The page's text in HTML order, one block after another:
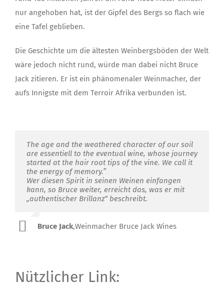
nur angehoben hat, ist der Gipfel des Bergs so flach wie
eine Tafel geblieben.
Die Geschichte um die ältesten Weinbergsböden der Welt
wäre jedoch nicht rund, würde man dabei nicht Bruce
Jack zitieren. Er ist ein phänomenaler Weinmacher, der
aufs Innigste mit dem Terroir Afrika verbunden ist.
The age and the weathered character of our soil
are essentiell to the eventual wine, whose journey
started at the hair root tips of the vine. We call it
the energy of memory.”
Wer diesen Spirit in seinen Weinen einfangen
kann, so Bruce weiter, erreicht das, was er mit
„authentischer Brillanz“ beschreibt.
Bruce Jack,Weinmacher Bruce Jack Wines
Nützlicher Link: